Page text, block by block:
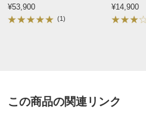
テーブル 135×80cm
¥53,900
(1)
135×80cm用
¥14,900
この商品の関連リンク